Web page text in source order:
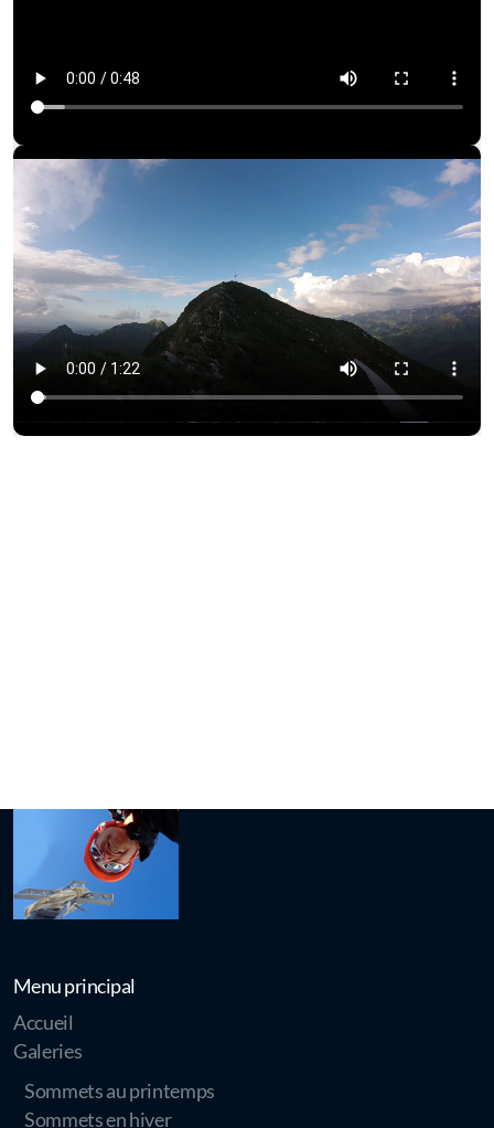
Menu principal
Accueil
Galeries
Sommets au printemps
Sommets en hiver